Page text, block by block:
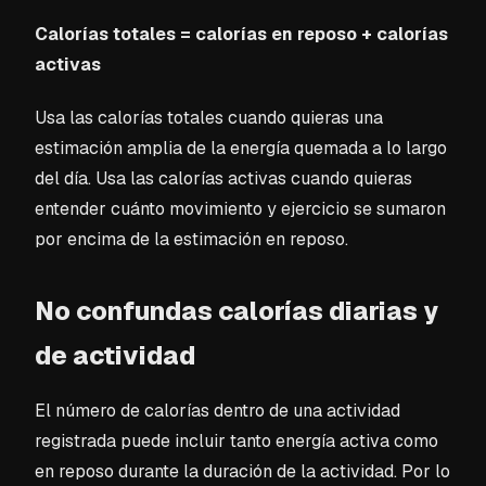
Calorías totales = calorías en reposo + calorías
activas
Usa las calorías totales cuando quieras una
estimación amplia de la energía quemada a lo largo
del día. Usa las calorías activas cuando quieras
entender cuánto movimiento y ejercicio se sumaron
por encima de la estimación en reposo.
No confundas calorías diarias y
de actividad
El número de calorías dentro de una actividad
registrada puede incluir tanto energía activa como
en reposo durante la duración de la actividad. Por lo